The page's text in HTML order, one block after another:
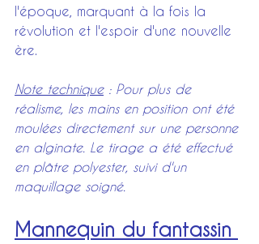
l'époque, marquant à la fois la
révolution et l'espoir d'une nouvelle
ère.
Note technique : Pour plus de
réalisme, les mains en position ont été
moulées directement sur une personne
en alginate. Le tirage a été effectué
en plâtre polyester, suivi d'un
maquillage soigné.
Mannequin du fantassin